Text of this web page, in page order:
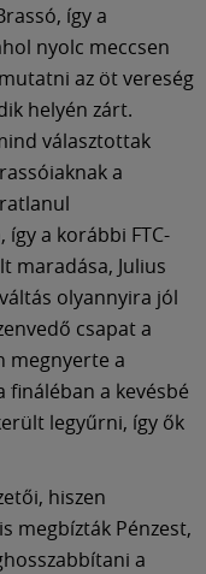
így a
nyolc meccsen
az öt vereség
helyén zárt.
választottak
a
a korábbi FTC-
maradása, Julius
olyannyira jól
csapat a
megnyerte a
fináléban a kevésbé
legyűrni, így ők
hiszen
megbízták Pénzest,
a